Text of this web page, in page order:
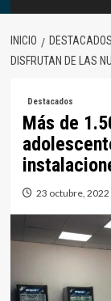
INICIO DESTACADOS
DISFRUTAN DE LAS
Destacados
Más de
23 octubre, 2022